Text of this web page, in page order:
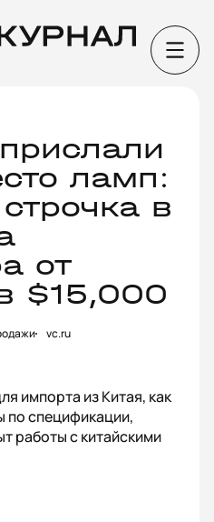
ламп:
в
от
$15,000
vc.ru
импорта из Китая, как
по спецификации,
работы с китайскими